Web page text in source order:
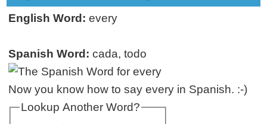
English Word: every
Spanish Word: cada, todo
Now you know how to say every in Spanish. :-)
Lookup Another Word?